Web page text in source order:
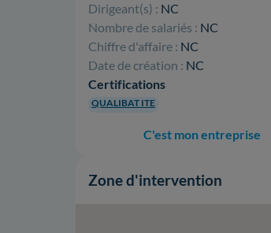
Dirigeant(s) : NC
Nombre de salariés : NC
Chiffre d'affaire : NC
Date de création : NC
Certifications
QUALIBAT ITE
C'est mon entreprise
Zone d'intervention